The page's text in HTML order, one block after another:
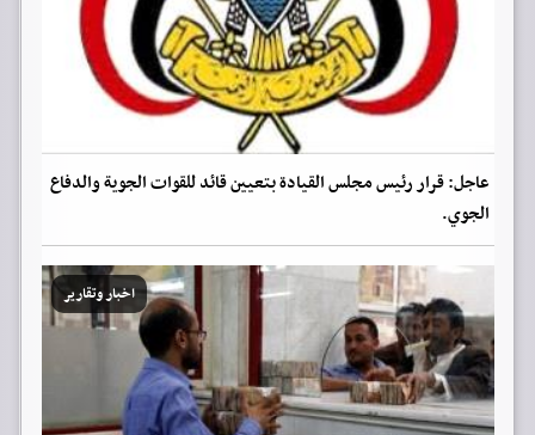
عاجل: قرار رئيس مجلس القيادة بتعيين قائد للقوات الجوية والدفاع
الجوي.
اخبار وتقارير